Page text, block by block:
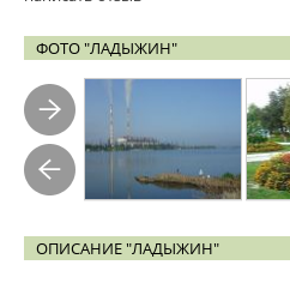
ФОТО "ЛАДЫЖИН"
ОПИСАНИЕ "ЛАДЫЖИН"